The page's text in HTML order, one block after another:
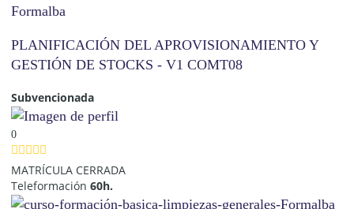
PLANIFICACIÓN DEL APROVISIONAMIENTO Y
GESTIÓN DE STOCKS - V1 COMT08
Subvencionada
0
MATRÍCULA CERRADA
Teleformación60h.